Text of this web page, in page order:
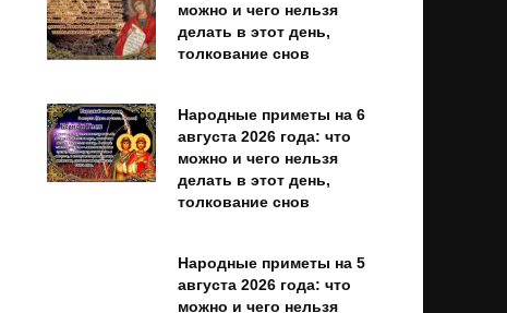
можно и чего нельзя
делать в этот день,
толкование снов
Народные приметы на 6
августа 2026 года: что
можно и чего нельзя
делать в этот день,
толкование снов
Народные приметы на 5
августа 2026 года: что
можно и чего нельзя